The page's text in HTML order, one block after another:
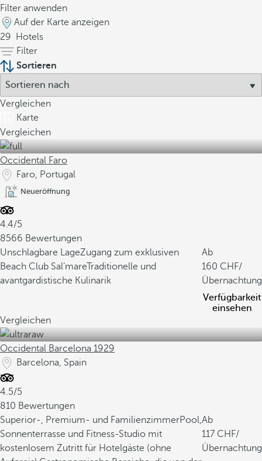
Filter anwenden
Auf der Karte anzeigen
29
Hotels
Filter
Sortieren
Vergleichen
Karte
Vergleichen
Occidental Faro
Faro, Portugal
Neueröffnung
4.4/5
8566 Bewertungen
Unschlagbare LageZugang zum exklusiven
Beach Club Sal’mareTraditionelle und
avantgardistische Kulinarik
Ab
160
/
Übernachtung
Verfügbarkeit
einsehen
Vergleichen
Occidental Barcelona 1929
Barcelona, Spain
4.5/5
810 Bewertungen
Superior-, Premium- und FamilienzimmerPool,
Sonnenterrasse und Fitness-Studio mit
kostenlosem Zutritt für Hotelgäste (ohne
Ab
117
/
Übernachtung